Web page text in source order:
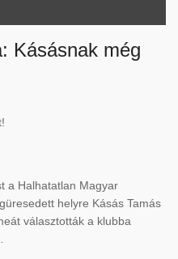
Kásásnak még
a Halhatatlan Magyar
helyre Kásás Tamás
választották a klubba